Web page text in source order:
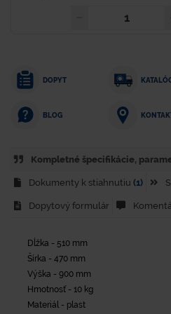
DOPYT
BLOG
Kompletné špecifikácie,
Dokumenty k stiahnutiu (1)
Dopytový formulár
Dĺžka - 510 mm
Šírka - 470 mm
Výška - 900 mm
Hmotnosť - 10 kg
Materiál - plast